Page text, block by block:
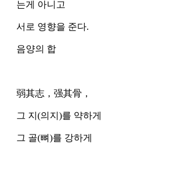
는게 아니고
서로 영향을 준다.
음양의 합
弱其志，强其骨，
그 지(의지)를 약하게
그 골(뼈)를 강하게